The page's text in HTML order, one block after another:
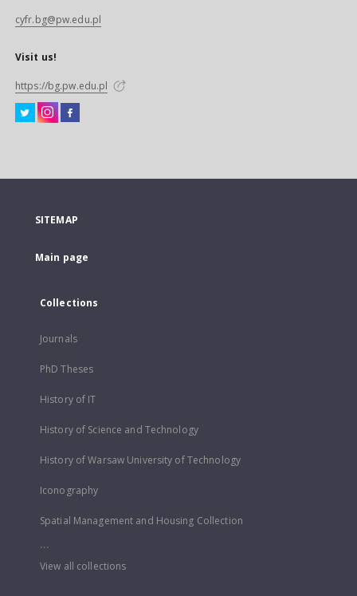
cyfr.bg@pw.edu.pl
Visit us!
https://bg.pw.edu.pl
SITEMAP
Main page
Collections
Journals
PhD Theses
History of IT
History of Science and Technology
History of Warsaw University of Technology
Iconography
Spatial Management and Housing Collection
...
View all collections